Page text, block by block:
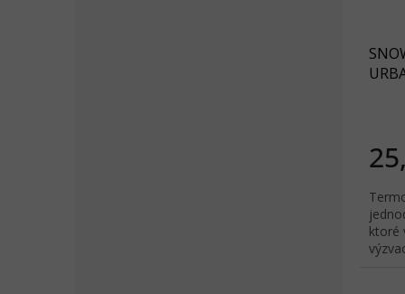
ktoré